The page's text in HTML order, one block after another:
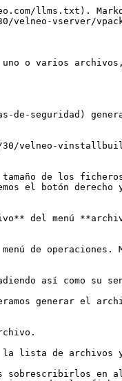
llms.txt).
velneo-vserver/
uno o varios
seguridad)
velneo-
de los
el botón
del menú
de operaciones.
así como su
generar el
lista de archivos
sobrescribirlos